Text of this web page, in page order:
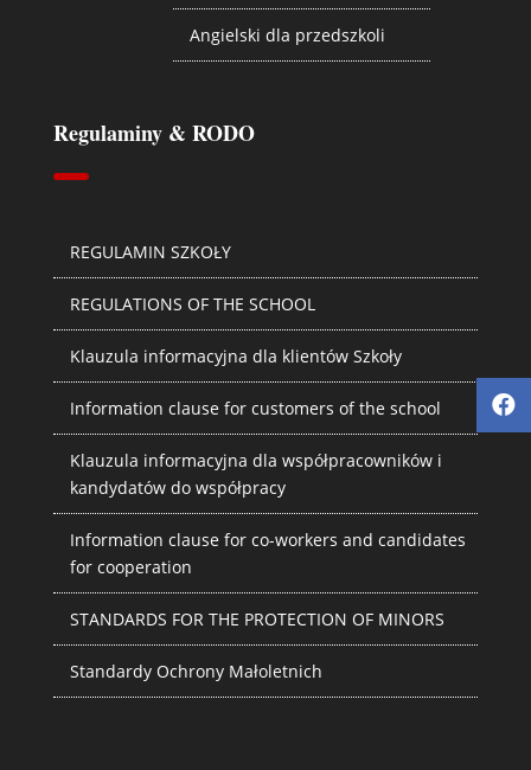
Angielski dla przedszkoli
Regulaminy & RODO
REGULAMIN SZKOŁY
REGULATIONS OF THE SCHOOL
Klauzula informacyjna dla klientów Szkoły
Information clause for customers of the school
Klauzula informacyjna dla współpracowników i
kandydatów do współpracy
Information clause for co-workers and candidates
for cooperation
STANDARDS FOR THE PROTECTION OF MINORS
Standardy Ochrony Małoletnich